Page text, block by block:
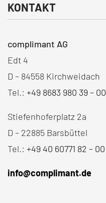
KONTAKT
complimant AG
Edt 4
D – 84558 Kirchweidach
Tel.: +49 8683 980 39 – 00
Stiefenhoferplatz 2a
D – 22885 Barsbüttel
Tel.: +49 40 60771 82 – 00
info@complimant.de